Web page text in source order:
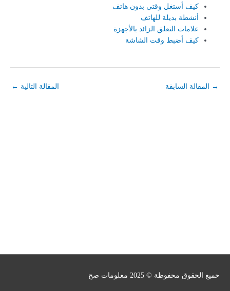
كيف أستغل وقتي بدون هاتف
أنشطة بديلة للهاتف
علامات التعلق الزائد بالأجهزة
كيف أضبط وقت الشاشة
→ المقالة السابقة المقالة التالية ←
حميع الحقوق محفوظة © 2025 معلومات صح